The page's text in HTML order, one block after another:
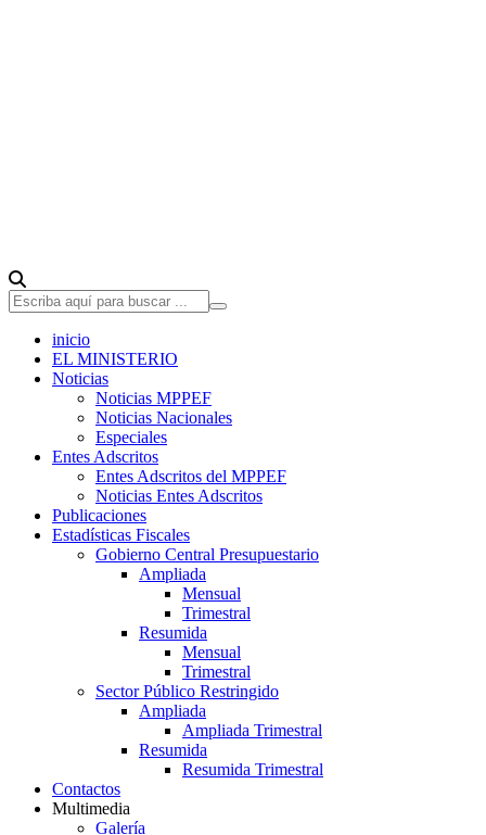
inicio
EL MINISTERIO
Noticias
Noticias MPPEF
Noticias Nacionales
Especiales
Entes Adscritos
Entes Adscritos del MPPEF
Noticias Entes Adscritos
Publicaciones
Estadísticas Fiscales
Gobierno Central Presupuestario
Ampliada
Mensual
Trimestral
Resumida
Mensual
Trimestral
Sector Público Restringido
Ampliada
Ampliada Trimestral
Resumida
Resumida Trimestral
Contactos
Multimedia
Galería